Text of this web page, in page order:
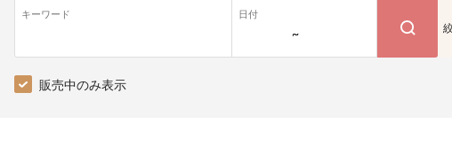
キーワード 日付
~
販売中のみ表示